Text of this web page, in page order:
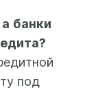
банки
под